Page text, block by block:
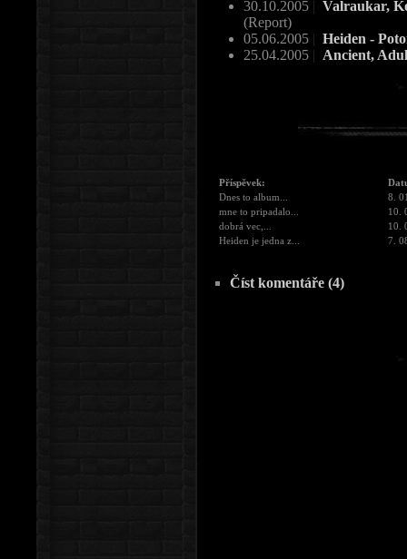
30.10.2005 | Valraukar,
(Report)
05.06.2005 | Heiden -
25.04.2005 | Ancient,
Příspěvek:
Dnes to album...
8.
mne to pripadalo...
10.
dobrá vec,...
10.
Heiden je jedna z...
7.
Číst komentáře (4)